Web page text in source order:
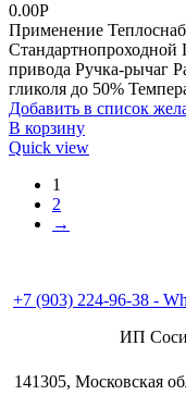
0.00Р
Применение
привода Ручка-рычаг
гликоля до 50%
Добавить в список
В корзину
Quick view
1
2
→
+7 (903) 224-96-38 -
ИП
141305, Московская